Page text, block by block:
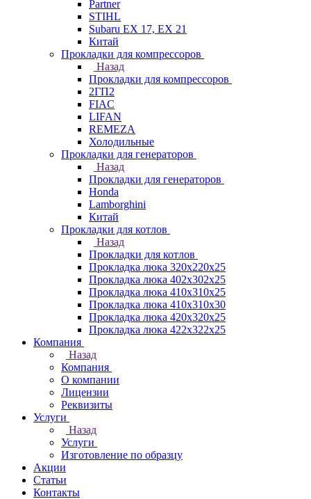
Partner
STIHL
Subaru EX 17, EX 21
Китай
Прокладки для компрессоров
Назад
Прокладки для компрессоров
2ГП2
FIAC
LIFAN
REMEZA
Холодильные
Прокладки для генераторов
Назад
Прокладки для генераторов
Honda
Lamborghini
Китай
Прокладки для котлов
Назад
Прокладки для котлов
Прокладка люка 320x220x25
Прокладка люка 402x302x25
Прокладка люка 410x310x25
Прокладка люка 410х310х30
Прокладка люка 420x320x25
Прокладка люка 422x322x25
Компания
Назад
Компания
О компании
Лицензии
Реквизиты
Услуги
Назад
Услуги
Изготовление по образцу
Акции
Статьи
Контакты